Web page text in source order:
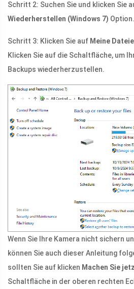
Schritt 2: Suchen Sie und klicken Sie
Wiederherstellen (Windows 7) Option.
Schritt 3: Klicken Sie auf Meine
Klicken Sie auf die Schaltfläche, um
Backups wiederherzustellen.
Wenn Sie Ihre Kamera nicht sichern
können Sie auch dieser Anleitung
sollten Sie auf klicken Machen Sie
Schaltfläche in der oberen rechten